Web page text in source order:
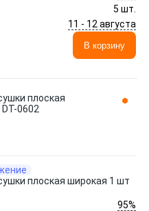
5 шт.
11 - 12 августа
В корзину
плоская
0602
плоская широкая 1 шт
95%